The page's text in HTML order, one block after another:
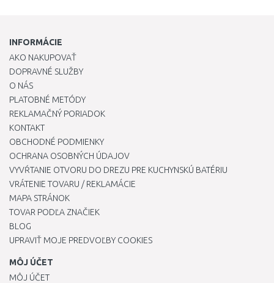
INFORMÁCIE
AKO NAKUPOVAŤ
DOPRAVNÉ SLUŽBY
O NÁS
PLATOBNÉ METÓDY
REKLAMAČNÝ PORIADOK
KONTAKT
OBCHODNÉ PODMIENKY
OCHRANA OSOBNÝCH ÚDAJOV
VYVŔTANIE OTVORU DO DREZU PRE KUCHYNSKÚ BATÉRIU
VRÁTENIE TOVARU / REKLAMÁCIE
MAPA STRÁNOK
TOVAR PODĽA ZNAČIEK
BLOG
UPRAVIŤ MOJE PREDVOĽBY COOKIES
MÔJ ÚČET
MÔJ ÚČET